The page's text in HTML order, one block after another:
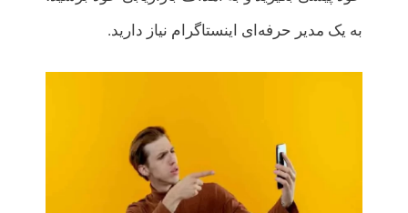
به یک مدیر حرفه‌ای اینستاگرام نیاز دارید.